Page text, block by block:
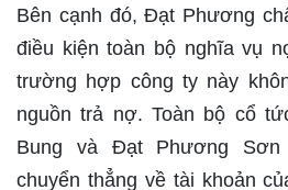
Bên cạnh đó, Đạt Phương
điều kiện toàn bộ nghĩa vụ
trường hợp công ty này
nguồn trả nợ. Toàn bộ cổ
Bung và Đạt Phương
chuyển thẳng về tài khoản